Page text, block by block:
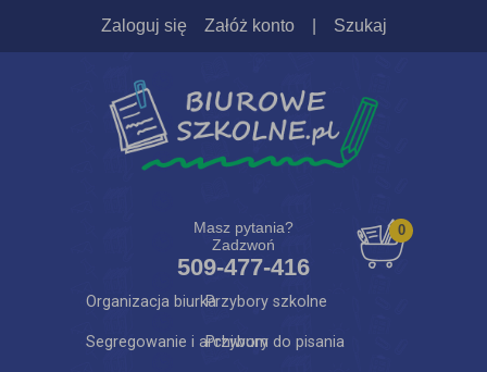
Zaloguj się Załóż konto Szukaj
Masz pytania?
Zadzwoń
509-477-416
0
Organizacja biurkaPrzybory szkolne
Segregowanie i archiwumPrzybory do pisania